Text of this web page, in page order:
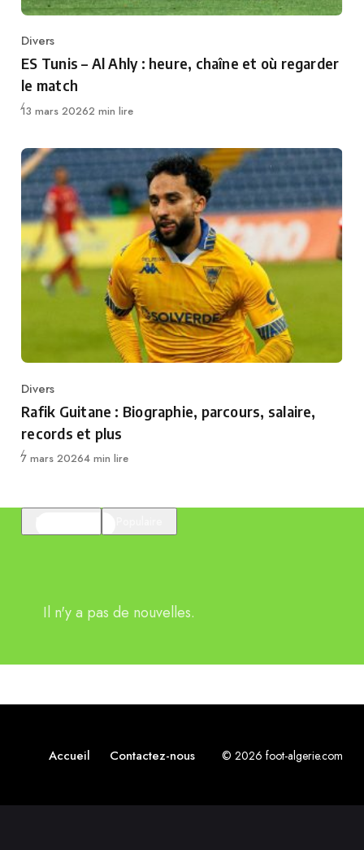
Category
Divers
ES Tunis – Al Ahly : heure, chaîne et où regarder
le match
Publié
13 mars 20262 min lire
Category
Divers
Rafik Guitane : Biographie, parcours, salaire,
records et plus
Publié
7 mars 20264 min lire
Il n'y a pas de nouvelles.
Accueil Contactez-nous © 2026 foot-algerie.com